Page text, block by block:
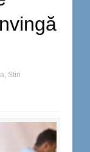
, Stiri